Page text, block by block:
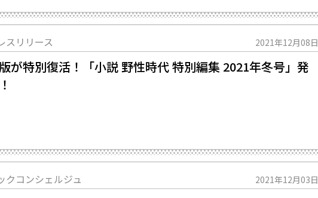
スリリース 2021年12月08日
が特別復活！「小説 野性時代 特別編集 2021年冬号」発
クコンシェルジュ 2021年12月03日